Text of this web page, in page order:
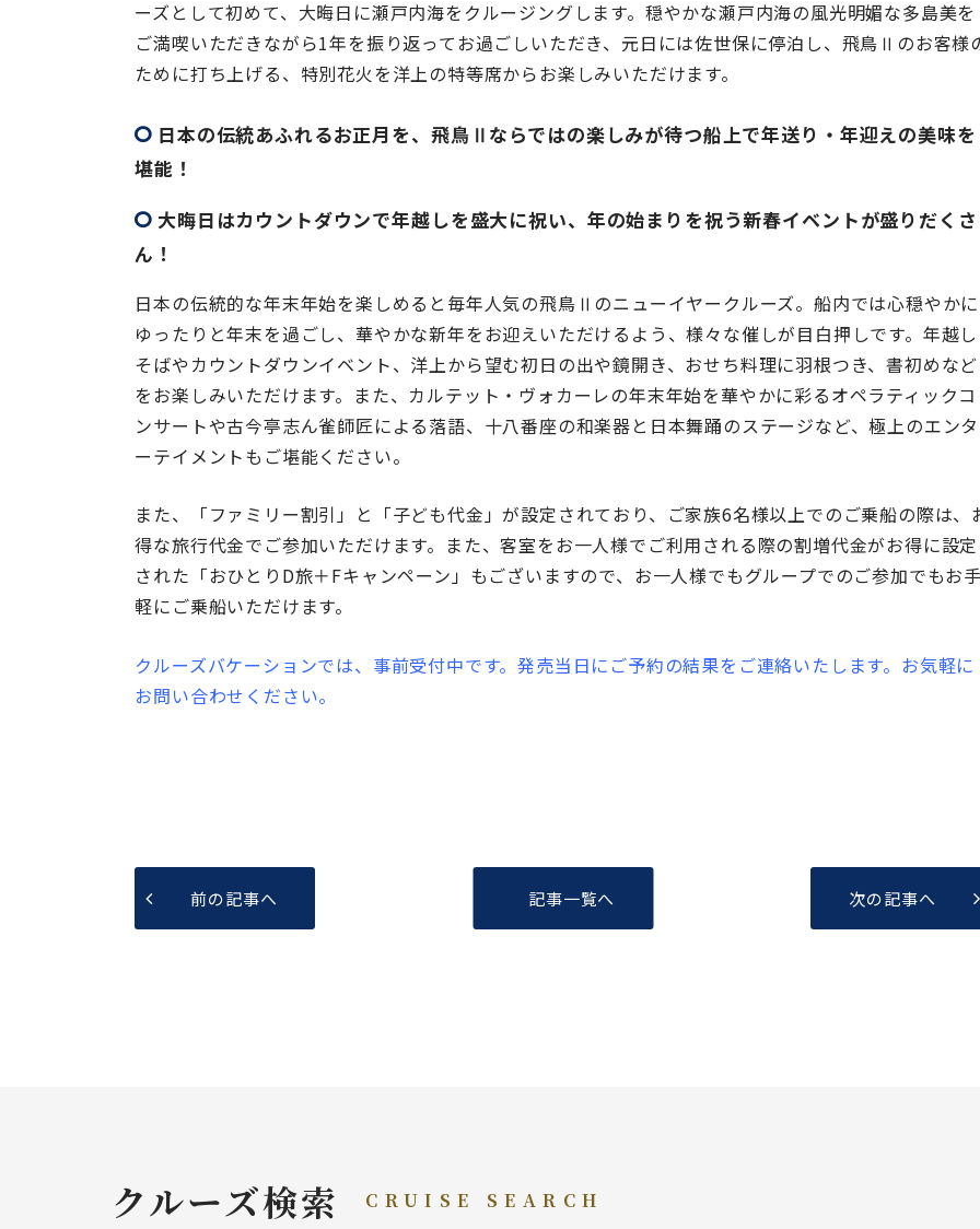
ーズとして初めて、大晦日に瀬戸内海をクルージングします。穏やかな瀬戸内海の風光明媚な多島美を
ご満喫いただきながら1年を振り返ってお過ごしいただき、元日には佐世保に停泊し、飛鳥Ⅱのお客様
ために打ち上げる、特別花火を洋上の特等席からお楽しみいただけます。
日本の伝統あふれるお正月を、飛鳥Ⅱならではの楽しみが待つ船上で年送り・年迎えの美味を
堪能！
大晦日はカウントダウンで年越しを盛大に祝い、年の始まりを祝う新春イベントが盛りだくさ
ん！
日本の伝統的な年末年始を楽しめると毎年人気の飛鳥Ⅱのニューイヤークルーズ。船内では心穏やかに
ゆったりと年末を過ごし、華やかな新年をお迎えいただけるよう、様々な催しが目白押しです。年越し
そばやカウントダウンイベント、洋上から望む初日の出や鏡開き、おせち料理に羽根つき、書初めなど
をお楽しみいただけます。また、カルテット・ヴォカーレの年末年始を華やかに彩るオペラティックコ
ンサートや古今亭志ん雀師匠による落語、十八番座の和楽器と日本舞踊のステージなど、極上のエンタ
ーテイメントもご堪能ください。
また、「ファミリー割引」と「子ども代金」が設定されており、ご家族6名様以上でのご乗船の際は、
得な旅行代金でご参加いただけます。また、客室をお一人様でご利用される際の割増代金がお得に設定
された「おひとりD旅＋Fキャンペーン」もございますので、お一人様でもグループでのご参加でもお
軽にご乗船いただけます。
クルーズバケーションでは、事前受付中です。発売当日にご予約の結果をご連絡いたします。お気軽に
お問い合わせください。
前の記事へ 記事一覧へ 次の記事へ
クルーズ検索 CRUISE SEARCH